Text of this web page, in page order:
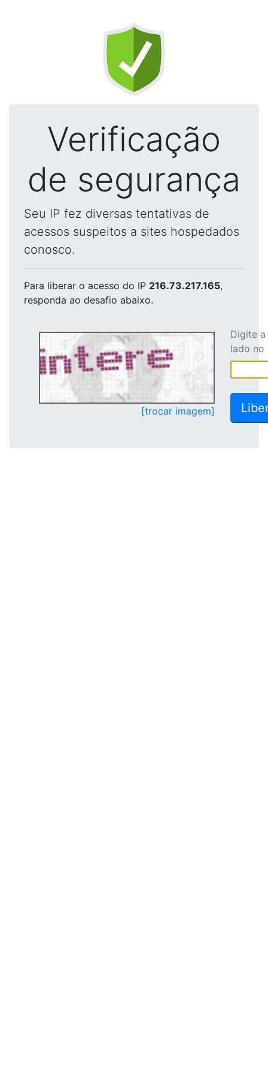
Verificação
de segurança
Seu IP fez diversas tentativas de
acessos suspeitos a sites hospedados
conosco.
Para liberar o acesso do IP 216.73.217.165,
responda ao desafio abaixo.
[trocar imagem]
Digite
lado no